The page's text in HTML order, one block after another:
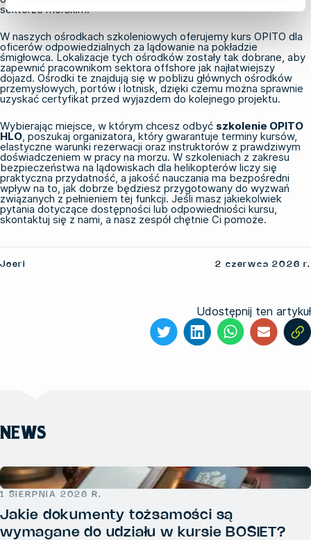
sektorze morskim.
W naszych ośrodkach szkoleniowych oferujemy kurs OPITO dla
oficerów odpowiedzialnych za lądowanie na pokładzie
śmigłowca. Lokalizacje tych ośrodków zostały tak dobrane, aby
zapewnić pracownikom sektora offshore jak najłatwiejszy
dojazd. Ośrodki te znajdują się w pobliżu głównych ośrodków
przemysłowych, portów i lotnisk, dzięki czemu można sprawnie
uzyskać certyfikat przed wyjazdem do kolejnego projektu.
Wybierając miejsce, w którym chcesz odbyć szkolenie OPITO
HLO , poszukaj organizatora, który gwarantuje terminy kursów,
elastyczne warunki rezerwacji oraz instruktorów z prawdziwym
doświadczeniem w pracy na morzu. W szkoleniach z zakresu
bezpieczeństwa na lądowiskach dla helikopterów liczy się
praktyczna przydatność, a jakość nauczania ma bezpośredni
wpływ na to, jak dobrze będziesz przygotowany do wyzwań
związanych z pełnieniem tej funkcji. Jeśli masz jakiekolwiek
pytania dotyczące dostępności lub odpowiedniości kursu,
skontaktuj się z nami , a nasz zespół chętnie Ci pomoże.
Joeri 2 czerwca 2026 r.
Udostępnij ten artykuł
NEWS
1 SIERPNIA 2026 R.
Jakie dokumenty tożsamości są
wymagane do udziału w kursie BOSIET?